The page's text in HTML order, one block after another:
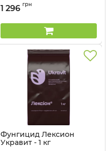
1 296 грн
Фунгицид Лексион
Укравит - 1 кг